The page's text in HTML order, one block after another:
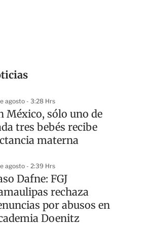
agosto - 3:28 Hrs
México, sólo uno de
tres bebés recibe
materna
agosto - 2:39 Hrs
Dafne: FGJ
rechaza
por abusos en
Doenitz